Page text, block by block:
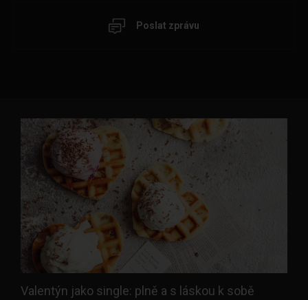
Poslat zprávu
Valentýn jako single: plně a s láskou k sobě